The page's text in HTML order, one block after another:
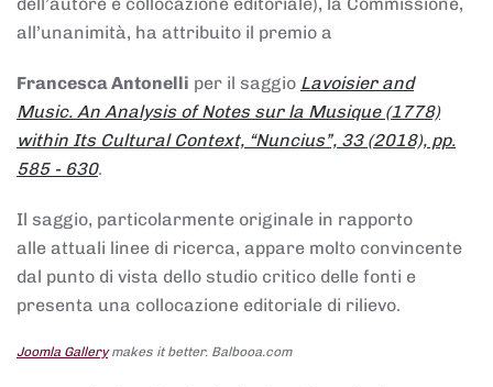
dell’autore e collocazione editoriale), la Commissione,
all’unanimità, ha attribuito il premio a
Francesca Antonelli per il saggio Lavoisier and
Music. An Analysis of Notes sur la Musique (1778)
within Its Cultural Context, “Nuncius”, 33 (2018), pp.
585 - 630.
Il saggio, particolarmente originale in rapporto
alle attuali linee di ricerca, appare molto convincente
dal punto di vista dello studio critico delle fonti e
presenta una collocazione editoriale di rilievo.
Joomla Gallerymakes it better. Balbooa.com